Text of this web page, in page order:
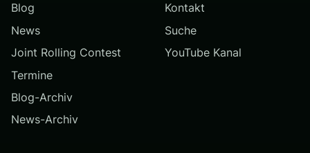
Blog
News
Joint Rolling Contest
Termine
Blog-Archiv
News-Archiv
Kontakt
Suche
YouTube Kanal